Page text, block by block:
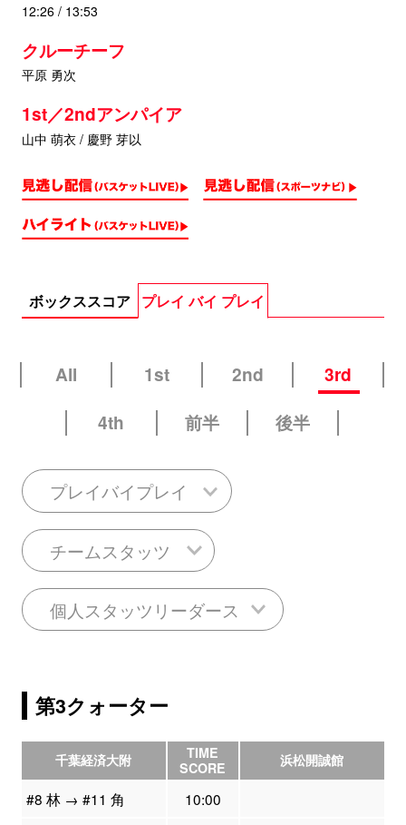
12:26 / 13:53
クルーチーフ
平原 勇次
1st／2ndアンパイア
山中 萌衣 / 慶野 芽以
ボックススコア プレイ バイ プレイ
All 1st 2nd
3rd
4th
前半 後半
プレイバイプレイ
チームスタッツ
個人スタッツリーダース
第3クォーター
千葉経済大附
TIME
SCORE
浜松開誠館
#8 林 → #11 角
10:00